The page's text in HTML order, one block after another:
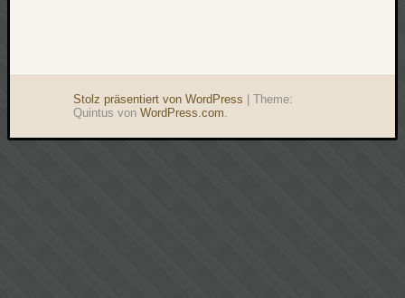
Stolz präsentiert von WordPress
Theme:
Quintus von WordPress.com.